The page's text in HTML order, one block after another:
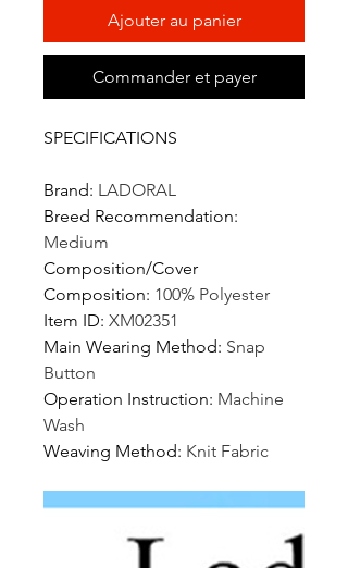
Ajouter au panier
Commander et payer
SPECIFICATIONS
Brand: LADORAL
Breed Recommendation:
Medium
Composition/Cover
Composition: 100% Polyester
Item ID: XM02351
Main Wearing Method: Snap
Button
Operation Instruction: Machine
Wash
Weaving Method: Knit Fabric